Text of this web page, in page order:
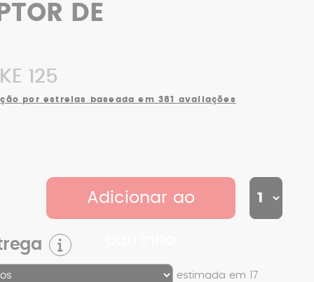
DE
125
por estrelas baseada em 381 avaliações
estimada em 17
Adicionar ao